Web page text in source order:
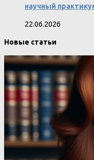
научный
22.06.2026
Новые статьи